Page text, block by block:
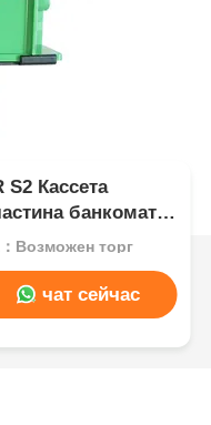
S2 Кассета
банкомат
Возможен торг
чат сейчас